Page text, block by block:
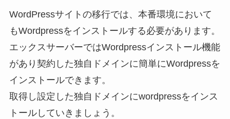
WordPressサイトの移行では、本番環境において
もWordpressをインストールする必要があります。
エックスサーバーではWordpressインストール機能
があり契約した独自ドメインに簡単にWordpressを
インストールできます。
取得し設定した独自ドメインにwordpressをインス
トールしていきましょう。